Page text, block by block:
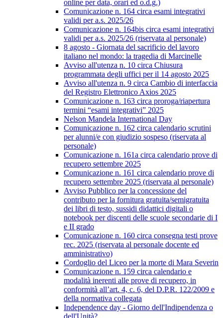
online per data, orari ed o.d.g.)
Comunicazione n. 164 circa esami integrativi
validi per a.s. 2025/26
Comunicazione n. 164bis circa esami integrativi
validi per a.s. 2025/26 (riservata al personale)
8 agosto - Giornata del sacrificio del lavoro
italiano nel mondo: la tragedia di Marcinelle
Avviso all'utenza n. 10 circa Chiusura
programmata degli uffici per il 14 agosto 2025
Avviso all'utenza n. 9 circa Cambio di interfaccia
del Registro Elettronico Axios 2025
Comunicazione n. 163 circa proroga/riapertura
termini “esami integrativi” 2025
Nelson Mandela International Day
Comunicazione n. 162 circa calendario scrutini
per alunni/e con giudizio sospeso (riservata al
personale)
Comunicazione n. 161a circa calendario prove di
recupero settembre 2025
Comunicazione n. 161 circa calendario prove di
recupero settembre 2025 (riservata al personale)
Avviso Pubblico per la concessione del
contributo per la fornitura gratuita/semigratuita
dei libri di testo, sussidi didattici digitali o
notebook per discenti delle scuole secondarie di I
e II grado
Comunicazione n. 160 circa consegna testi prove
rec. 2025 (riservata al personale docente ed
amministrativo)
Cordoglio del Liceo per la morte di Mara Severin
Comunicazione n. 159 circa calendario e
modalità inerenti alle prove di recupero, in
conformità all’art. 4, c. 6, del D.P.R. 122/2009 e
della normativa collegata
Independence day - Giorno dell'Indipendenza o